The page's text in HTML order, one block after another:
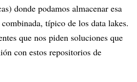
donde podamos almacenar esa
típico de los data lakes.
que nos piden soluciones que
con estos repositorios de